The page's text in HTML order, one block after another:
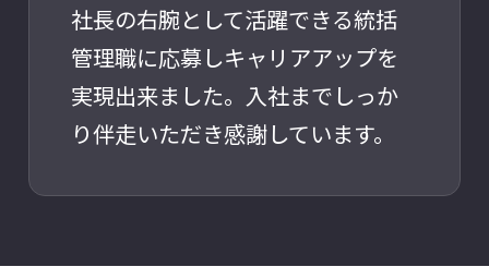
社長の右腕として活躍できる統括
管理職に応募しキャリアアップを
実現出来ました。入社までしっか
り伴走いただき感謝しています。